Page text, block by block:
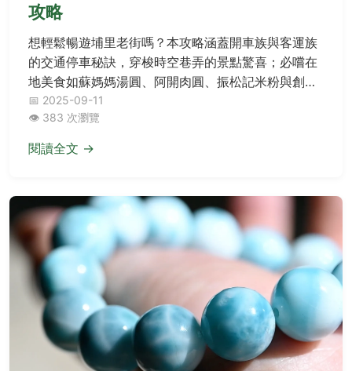
攻略
想輕鬆暢遊埔里老街嗎？本攻略涵蓋開車族與客運族
的交通停車秘訣，穿梭時空巷弄的景點驚喜；必嚐在
地美食如蘇媽媽湯圓、阿開肉圓、振松記米粉與創意
早餐埔里清寶鹹油條；還有伴手禮推薦、充實一日遊
行程及舒適住宿資訊，帶您完整體驗老街魅力。
📅 2025-09-11
👁️ 383 次瀏覽
閱讀全文 →